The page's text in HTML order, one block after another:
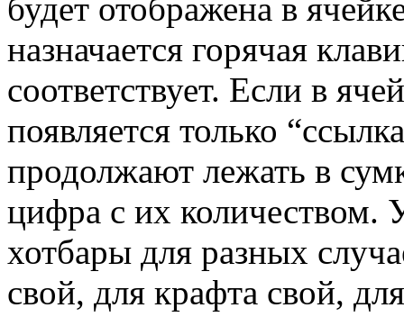
будет отображена в
назначается горячая
соответствует. Если в
появляется только
продолжают лежать в
цифра с их количеством.
хотбары для разных
свой, для крафта свой,